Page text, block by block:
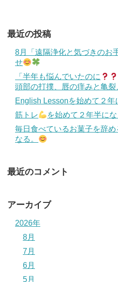
最近の投稿
8月「遠隔浄化と気づきのお
せ
「半年も悩んでいたのに
頭部の打撲、唇の痒みと亀裂
English Lessonを始めて２年
筋トレ
を始めて２年半にな
毎日食べているお菓子を辞
なる。
最近のコメント
アーカイブ
2026年
8月
7月
6月
5月